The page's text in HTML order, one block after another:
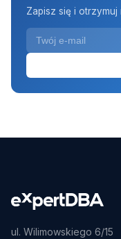
Zapisz się i otrzymuj
ul. Wilimowskiego 6/15